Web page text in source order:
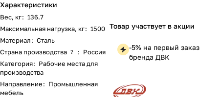
Характеристики
Вес, кг: 136.7
Максимальная нагрузка, кг: 1500
Материал: Сталь
Страна производства ? : Россия
Категория: Рабочие места для
производства
Направление: Промышленная
мебель
Товар участвует в акции
-5% на первый заказ
бренда ДВК